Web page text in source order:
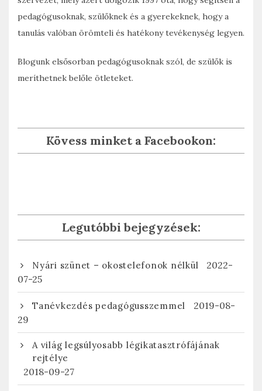
pedagógusoknak, szülőknek és a gyerekeknek, hogy a
tanulás valóban örömteli és hatékony tevékenység legyen.
Blogunk elsősorban pedagógusoknak szól, de szülők is
meríthetnek belőle ötleteket.
Kövess minket a Facebookon:
Legutóbbi bejegyzések:
Nyári szünet – okostelefonok nélkül
2022-
07-25
Tanévkezdés pedagógusszemmel
2019-08-
29
A világ legsúlyosabb légikatasztrófájának
rejtélye
2018-09-27